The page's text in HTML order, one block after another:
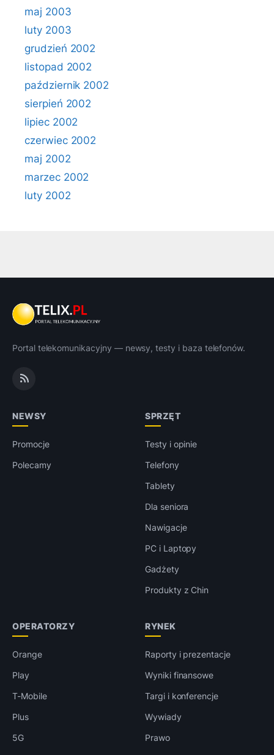
maj 2003
luty 2003
grudzień 2002
listopad 2002
październik 2002
sierpień 2002
lipiec 2002
czerwiec 2002
maj 2002
marzec 2002
luty 2002
Portal telekomunikacyjny — newsy, testy i baza telefonów.
NEWSY
Promocje
Polecamy
SPRZĘT
Testy i opinie
Telefony
Tablety
Dla seniora
Nawigacje
PC i Laptopy
Gadżety
Produkty z Chin
OPERATORZY
Orange
Play
T-Mobile
Plus
5G
RYNEK
Raporty i prezentacje
Wyniki finansowe
Targi i konferencje
Wywiady
Prawo